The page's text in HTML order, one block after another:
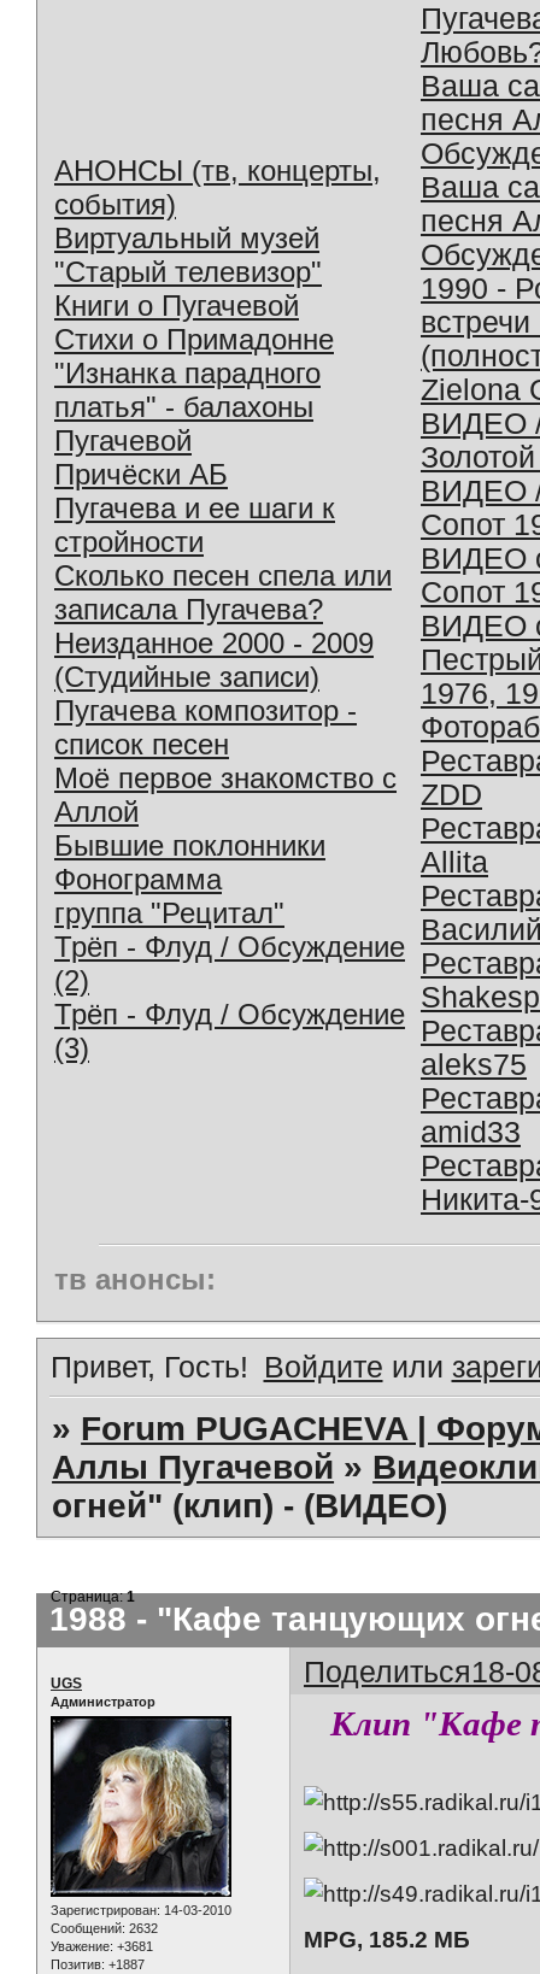
АНОНСЫ (тв, концерты,
события)
Виртуальный музей
"Старый телевизор"
Книги о Пугачевой
Стихи о Примадонне
"Изнанка парадного
платья" - балахоны
Пугачевой
Причёски АБ
Пугачева и ее шаги к
стройности
Сколько песен спела или
записала Пугачева?
Неизданное 2000 - 2009
(Студийные записи)
Пугачева композитор -
список песен
Моё первое знакомство с
Аллой
Бывшие поклонники
Фонограмма
группа "Рецитал"
Трёп - Флуд / Обсуждение
(2)
Трёп - Флуд / Обсуждение
(3)
Ваша
песня
Ваша
песня
1990 -
Zielona
ВИДЕО
ВИДЕО
Сопот
ВИДЕО
Сопот
ВИДЕО
1976,
ZDD
Allita
aleks75
amid33
Никита-
тв анонсы:
Привет, Гость! Войдите или
» Forum PUGACHEVA |
Аллы Пугачевой »
огней" (клип) - (ВИДЕО)
1988 - "Кафе танцующих
Страница:1
Поделиться18-
UGS
Администратор
Зарегистрирован: 14-03-2010
Сообщений: 2632
Уважение: +3681
Позитив: +1887
Клип "Кафе
MPG, 185.2 МБ